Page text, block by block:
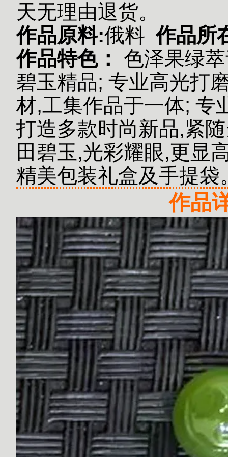
天无理由退货。
作品原料:俄料 作品所
作品特色：
色泽果绿
碧玉精品; 专业高光打
材,工集作品于一体; 专
打造多款时尚新品,紧
田碧玉,光彩耀眼,更显
精美包装礼盒及手提袋
作品